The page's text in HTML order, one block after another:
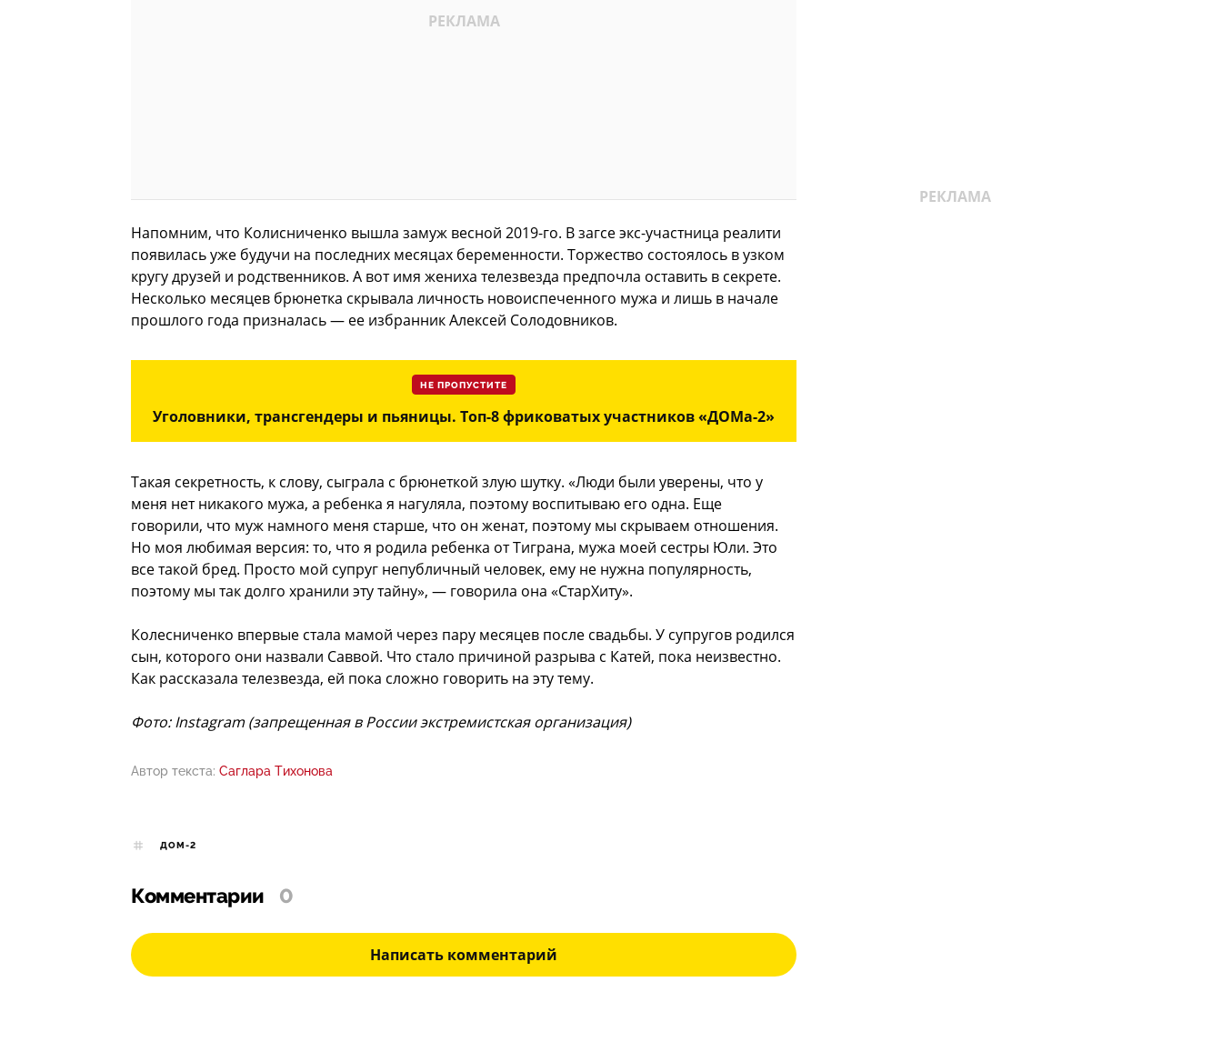
Напомним, что Колисниченко вышла замуж весной 2019-го. В загсе экс-участница реалити
появилась уже будучи на последних месяцах беременности. Торжество состоялось в узком
кругу друзей и родственников. А вот имя жениха телезвезда предпочла оставить в секрете.
Несколько месяцев брюнетка скрывала личность новоиспеченного мужа и лишь в начале
прошлого года призналась — ее избранник Алексей Солодовников.
НЕ ПРОПУСТИТЕ
Уголовники, трансгендеры и пьяницы. Топ-8 фриковатых участников «ДОМа-2»
Такая секретность, к слову, сыграла с брюнеткой злую шутку. «Люди были уверены, что у
меня нет никакого мужа, а ребенка я нагуляла, поэтому воспитываю его одна. Еще
говорили, что муж намного меня старше, что он женат, поэтому мы скрываем отношения.
Но моя любимая версия: то, что я родила ребенка от Тиграна, мужа моей сестры Юли. Это
все такой бред. Просто мой супруг непубличный человек, ему не нужна популярность,
поэтому мы так долго хранили эту тайну», — говорила она «СтарХиту».
Колесниченко впервые стала мамой через пару месяцев после свадьбы. У супругов родился
сын, которого они назвали Саввой. Что стало причиной разрыва с Катей, пока неизвестно.
Как рассказала телезвезда, ей пока сложно говорить на эту тему.
Фото: Instagram (запрещенная в России экстремистская организация)
Автор текста: Саглара Тихонова
ДОМ-2
Комментарии 0
Написать комментарий